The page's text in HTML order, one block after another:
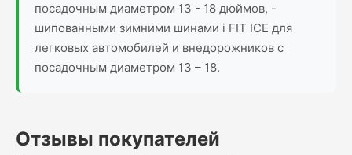
посадочным диаметром 13 - 18 дюймов, -
шипованными зимними шинами i FIT ICE для
легковых автомобилей и внедорожников с
посадочным диаметром 13 – 18.
Отзывы покупателей